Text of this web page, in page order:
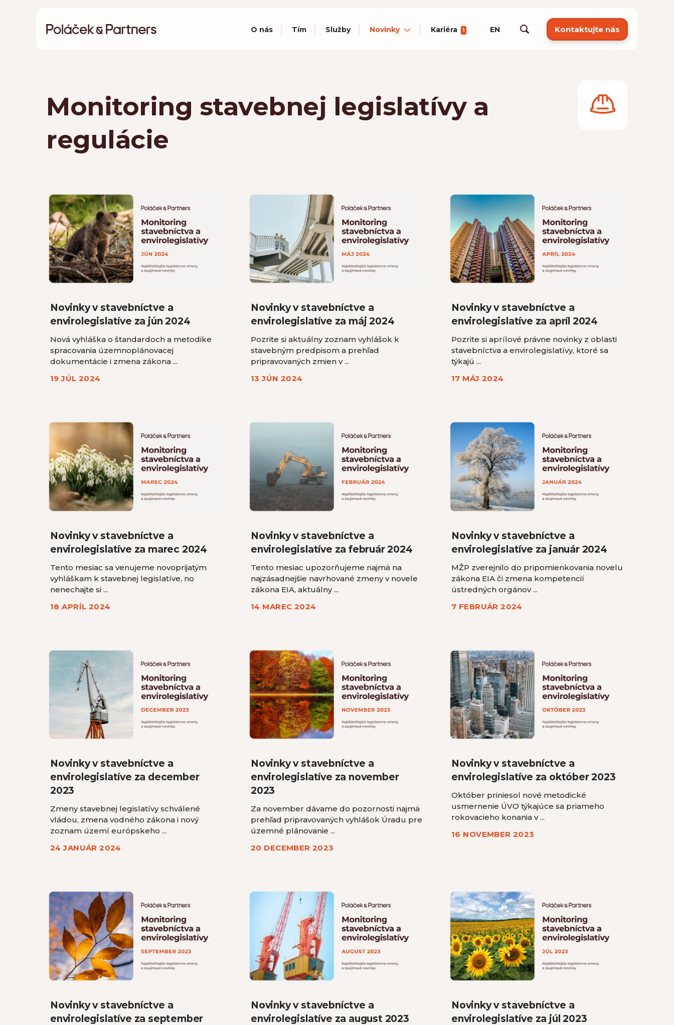
O nás Tím Služby Novinky Kariéra 1 EN Kontaktujte nás
Monitoring stavebnej legislatívy a
regulácie
Novinky v stavebníctve a
envirolegislatíve za jún 2024
Nová vyhláška o štandardoch a metodike
spracovania územnoplánovacej
dokumentácie i zmena zákona ...
19 JÚL 2024
Novinky v stavebníctve a
envirolegislatíve za máj 2024
Pozrite si aktuálny zoznam vyhlášok k
stavebným predpisom a prehľad
pripravovaných zmien v ...
13 JÚN 2024
Novinky v stavebníctve a
envirolegislatíve za apríl 2024
Pozrite si aprílové právne novinky z oblasti
stavebníctva a envirolegislatívy, ktoré sa
týkajú ...
17 MÁJ 2024
Novinky v stavebníctve a
envirolegislatíve za marec 2024
Tento mesiac sa venujeme novoprijatým
vyhláškam k stavebnej legislatíve, no
nenechajte si ...
18 APRÍL 2024
Novinky v stavebníctve a
envirolegislatíve za február 2024
Tento mesiac upozorňujeme najmä na
najzásadnejšie navrhované zmeny v novele
zákona EIA, aktuálny ...
14 MAREC 2024
Novinky v stavebníctve a
envirolegislatíve za január 2024
MŽP zverejnilo do pripomienkovania novelu
zákona EIA či zmena kompetencií
ústredných orgánov ...
7 FEBRUÁR 2024
Novinky v stavebníctve a
envirolegislatíve za december
2023
Zmeny stavebnej legislatívy schválené
vládou, zmena vodného zákona i nový
zoznam území európskeho ...
24 JANUÁR 2024
Novinky v stavebníctve a
envirolegislatíve za november
2023
Za november dávame do pozornosti najmä
prehľad pripravovaných vyhlášok Úradu pre
územné plánovanie ...
20 DECEMBER 2023
Novinky v stavebníctve a
envirolegislatíve za október 2023
Október priniesol nové metodické
usmernenie ÚVO týkajúce sa priameho
rokovacieho konania v ...
16 NOVEMBER 2023
Novinky v stavebníctve a
envirolegislatíve za september
Novinky v stavebníctve a
envirolegislatíve za august 2023
Novinky v stavebníctve a
envirolegislatíve za júl 2023